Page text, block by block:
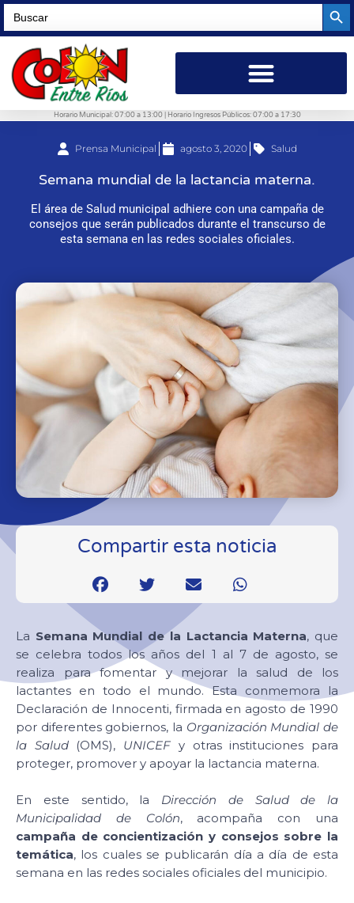
Search
for:
Horario Municipal: 07:00 a 13:00 | Horario Ingresos Públicos: 07:00 a 17:30
Prensa Municipal agosto 3, 2020 Salud
Semana mundial de la lactancia materna.
El área de Salud municipal adhiere con una campaña de
consejos que serán publicados durante el transcurso de
esta semana en las redes sociales oficiales.
Compartir esta noticia
La Semana Mundial de la Lactancia Materna, que
se celebra todos los años del 1 al 7 de agosto, se
realiza para fomentar y mejorar la salud de los
lactantes en todo el mundo. Esta conmemora la
Declaración de Innocenti, firmada en agosto de 1990
por diferentes gobiernos, la Organización Mundial de
la Salud(OMS), UNICEF y otras instituciones para
proteger, promover y apoyar la lactancia materna.
En este sentido, la Dirección de Salud de la
Municipalidad de Colón, acompaña con una
campaña de concientización y consejos sobre la
temática, los cuales se publicarán día a día de esta
semana en las redes sociales oficiales del municipio.